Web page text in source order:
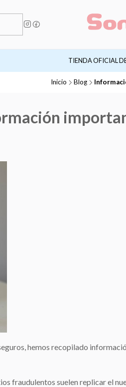
TIENDA OFICIAL
Inicio Blog
hemos recopilado
fraudulentos suelen replicar el